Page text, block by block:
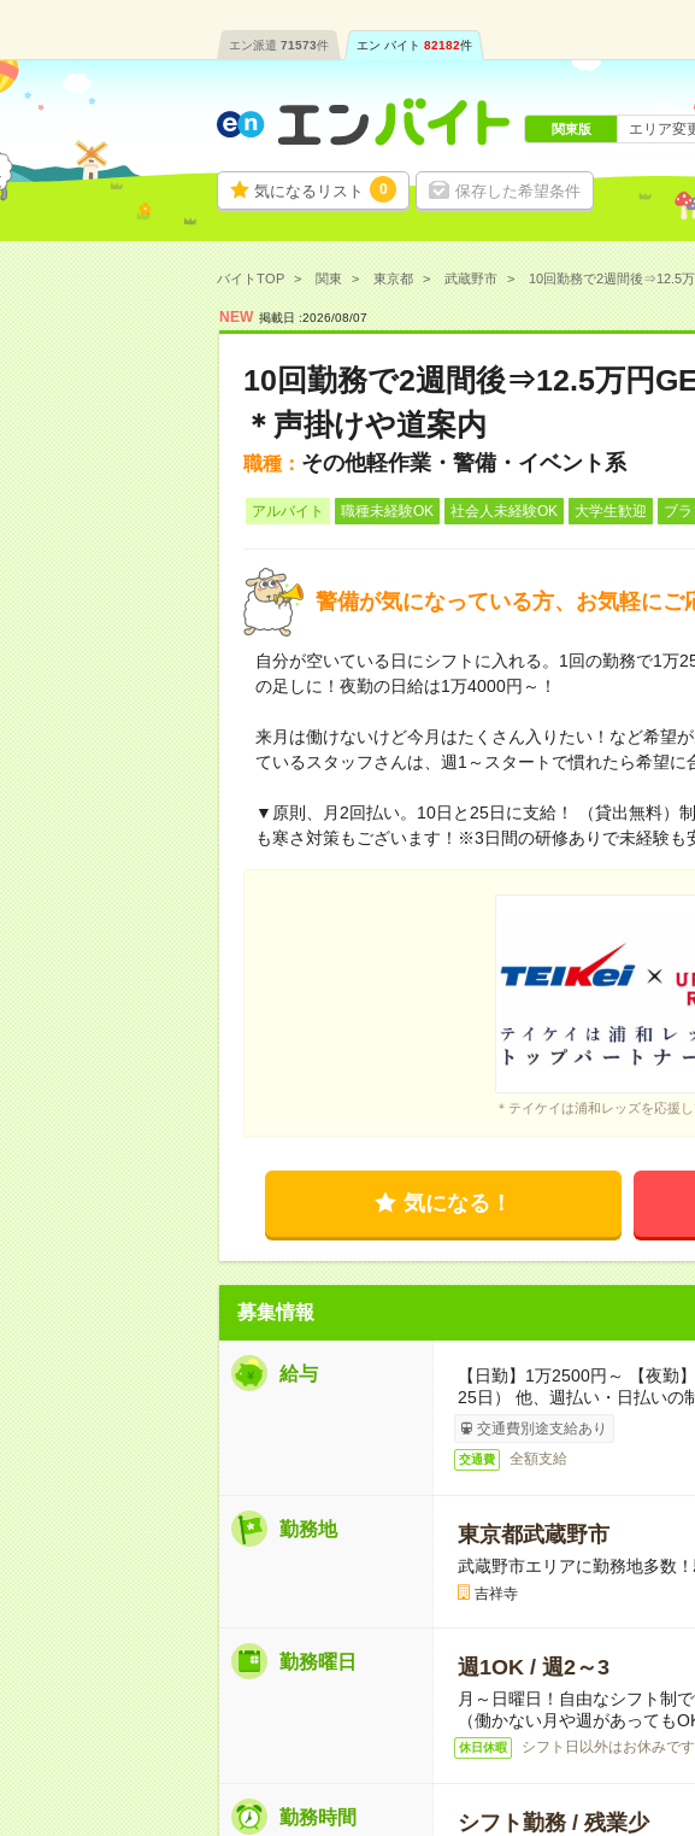
エン派遣 71573件 エン バイト 82182件
気になるリスト 0 保存した希望条件
関東版 エリア変
バイトTOP 関東 東京都 武蔵野市 10回勤務で2週間後⇒12.5
NEW 掲載日 :2026/08/07
10回勤務で2週間後⇒12.5万円
＊声掛けや道案内
職種： その他軽作業・警備・イベント系
アルバイト 職種未経験OK 社会人未経験OK 大学生歓迎 ブ
警備が気になっている方、お気軽にご
自分が空いている日にシフトに入れる。1回の勤務で1万
の足しに！夜勤の日給は1万4000円～！
来月は働けないけど今月はたくさん入りたい！など希望
ているスタッフさんは、週1～スタートで慣れたら希望に
▼原則、月2回払い。10日と25日に支給！ （貸出無料）
も寒さ対策もございます！※3日間の研修ありで未経験も
＊テイケイは浦和レッズを応援
気になる！
募集情報
給与
【日勤】1万2500円～ 【夜勤
25日） 他、週払い・日払いの
交通費別途支給あり
交通費 全額支給
勤務地 東京都武蔵野市
武蔵野市エリアに勤務地多数
吉祥寺
勤務曜日 週1OK / 週2～3
月～日曜日！自由なシフト制
（働かない月や週があっても
休日休暇 シフト日以外はお休みです
勤務時間 シフト勤務 / 残業少